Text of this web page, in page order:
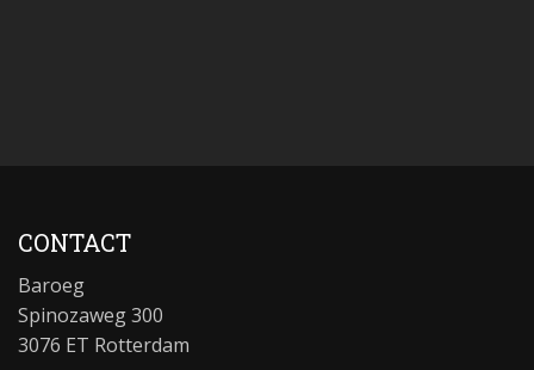
CONTACT
Baroeg
Spinozaweg 300
3076 ET Rotterdam